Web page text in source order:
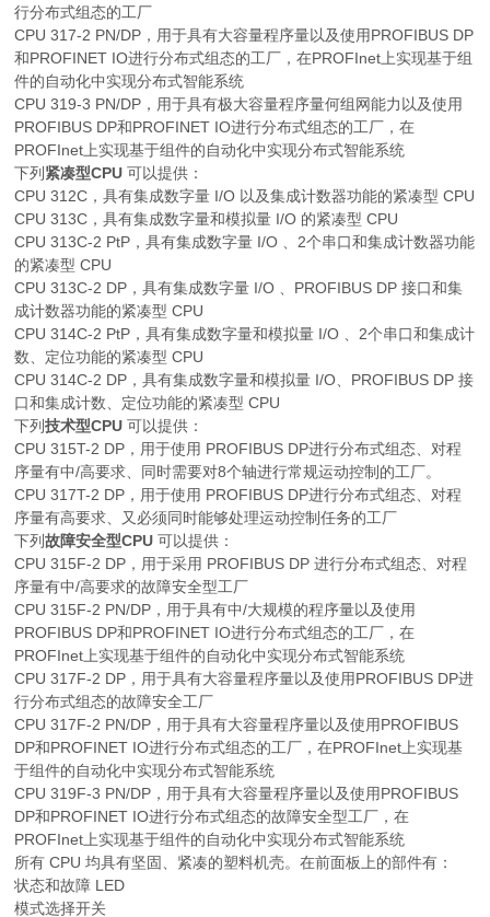
行分布式组态的工厂
CPU 317-2 PN/DP，用于具有大容量程序量以及使用PROFIBUS DP
和PROFINET IO进行分布式组态的工厂，在PROFInet上实现基于组
件的自动化中实现分布式智能系统
CPU 319-3 PN/DP，用于具有极大容量程序量何组网能力以及使用
PROFIBUS DP和PROFINET IO进行分布式组态的工厂，在
PROFInet上实现基于组件的自动化中实现分布式智能系统
下列 紧凑型CPU 可以提供：
CPU 312C，具有集成数字量 I/O 以及集成计数器功能的紧凑型 CPU
CPU 313C，具有集成数字量和模拟量 I/O 的紧凑型 CPU
CPU 313C-2 PtP，具有集成数字量 I/O 、2个串口和集成计数器功能
的紧凑型 CPU
CPU 313C-2 DP，具有集成数字量 I/O 、PROFIBUS DP 接口和集
成计数器功能的紧凑型 CPU
CPU 314C-2 PtP，具有集成数字量和模拟量 I/O 、2个串口和集成计
数、定位功能的紧凑型 CPU
CPU 314C-2 DP，具有集成数字量和模拟量 I/O、PROFIBUS DP 接
口和集成计数、定位功能的紧凑型 CPU
下列技术型CPU 可以提供：
CPU 315T-2 DP，用于使用 PROFIBUS DP进行分布式组态、对程
序量有中/高要求、同时需要对8个轴进行常规运动控制的工厂。
CPU 317T-2 DP，用于使用 PROFIBUS DP进行分布式组态、对程
序量有高要求、又必须同时能够处理运动控制任务的工厂
下列故障安全型CPU 可以提供：
CPU 315F-2 DP，用于采用 PROFIBUS DP 进行分布式组态、对程
序量有中/高要求的故障安全型工厂
CPU 315F-2 PN/DP，用于具有中/大规模的程序量以及使用
PROFIBUS DP和PROFINET IO进行分布式组态的工厂，在
PROFInet上实现基于组件的自动化中实现分布式智能系统
CPU 317F-2 DP，用于具有大容量程序量以及使用PROFIBUS DP进
行分布式组态的故障安全工厂
CPU 317F-2 PN/DP，用于具有大容量程序量以及使用PROFIBUS
DP和PROFINET IO进行分布式组态的工厂，在PROFInet上实现基
于组件的自动化中实现分布式智能系统
CPU 319F-3 PN/DP，用于具有大容量程序量以及使用PROFIBUS
DP和PROFINET IO进行分布式组态的故障安全型工厂，在
PROFInet上实现基于组件的自动化中实现分布式智能系统
所有 CPU 均具有坚固、紧凑的塑料机壳。在前面板上的部件有：
状态和故障 LED
模式选择开关